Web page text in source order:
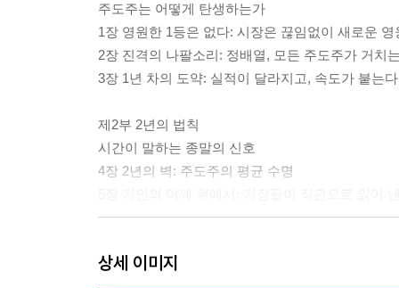
주도주는 어떻게 탄생하는가
1장 영원한 1등은 없다: 시장은 끊임없이 새로운
2장 진격의 나팔소리: 정배열, 모든 주도주가 거치
3장 1년 차의 도약: 실적이 달라지고, 속도가 붙는다
제2부 2년의 법칙
시간이 말하는 종말의 신호
4장 2년의 벽: 주도주의 평균 수명
왜 공세는 끝나는가
상세 이미지